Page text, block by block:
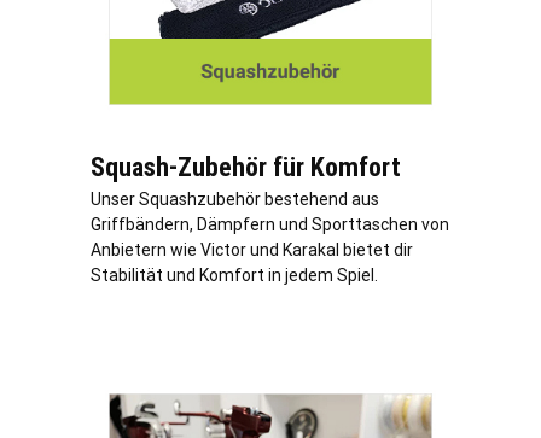
Squash-Zubehör für Komfort
Unser Squashzubehör bestehend aus
Griffbändern, Dämpfern und Sporttaschen von
Anbietern wie Victor und Karakal bietet dir
Stabilität und Komfort in jedem Spiel.